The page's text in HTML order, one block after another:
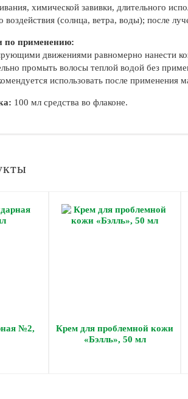
химической завивки, длительного
воздействия (солнца, ветра, воды); после
по применению:
движениями равномерно нанести
промыть волосы теплой водой без
использовать после применения
100 мл средства во флаконе.
№2,
Крем для проблемной кожи
«Бэлль», 50 мл